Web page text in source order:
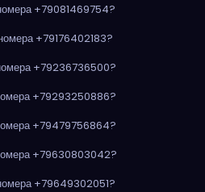
+79081469754?
+79176402183?
+79236736500?
+79293250886?
+79479756864?
+79630803042?
+79649302051?